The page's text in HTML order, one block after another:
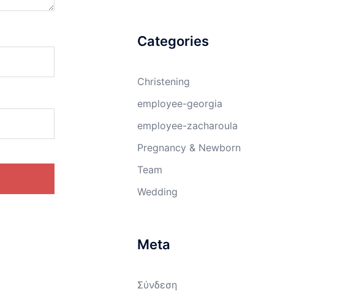
Categories
Christening
employee-georgia
employee-zacharoula
Pregnancy & Newborn
Team
Wedding
Meta
Σύνδεση